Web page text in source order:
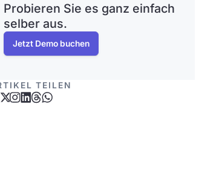
Probieren Sie es ganz einfach
selber aus.
Jetzt Demo buchen
TEILEN